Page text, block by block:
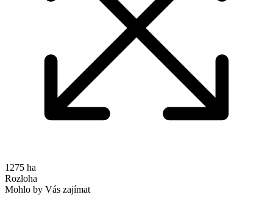
1275 ha
Rozloha
Mohlo by Vás zajímat